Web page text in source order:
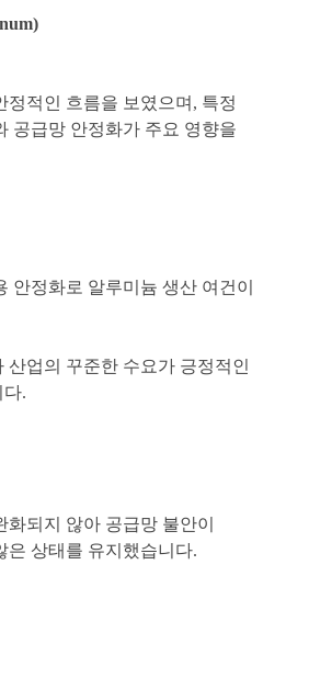
정적인 흐름을 보였으며, 특정
공급망 안정화가 주요 영향을
안정화로 알루미늄 생산 여건이
산업의 꾸준한 수요가 긍정적인
다.
되지 않아 공급망 불안이
은 상태를 유지했습니다.